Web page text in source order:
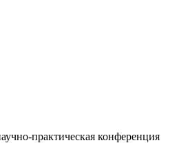
практическая конференция